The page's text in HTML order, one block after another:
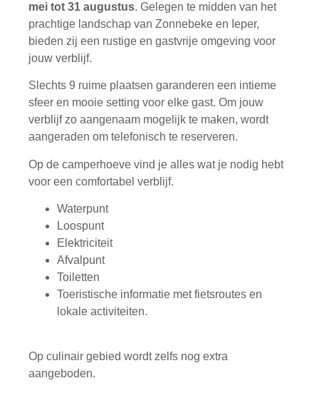
mei tot 31 augustus. Gelegen te midden van het
prachtige landschap van Zonnebeke en Ieper,
bieden zij een rustige en gastvrije omgeving voor
jouw verblijf.
Slechts 9 ruime plaatsen garanderen een intieme
sfeer en mooie setting voor elke gast. Om jouw
verblijf zo aangenaam mogelijk te maken, wordt
aangeraden om telefonisch te reserveren.
Op de camperhoeve vind je alles wat je nodig hebt
voor een comfortabel verblijf.
Waterpunt
Loospunt
Elektriciteit
Afvalpunt
Toiletten
Toeristische informatie met fietsroutes en
lokale activiteiten.
Op culinair gebied wordt zelfs nog extra
aangeboden.